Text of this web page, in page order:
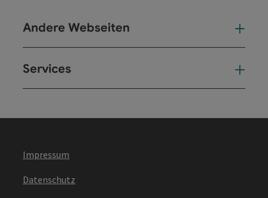
Andere Webseiten
Services
Impressum
Datenschutz